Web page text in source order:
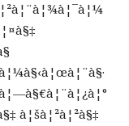
à¦šà¦²à¦²à§‡